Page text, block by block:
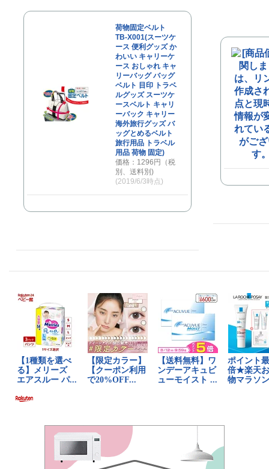
荷物固定ベルト
TB-X001(スーツケ
ース 便利グッズ か
わいい キャリーケ
ース おしゃれ キャ
リーバッグ バッグ
ベルト 目印 トラベ
ルグッズ スーツケ
ースベルト キャリ
ーバック キャリー
海外旅行グッズ バ
ッグとめるベルト
旅行用品 トラベル
用品 荷物 固定)
価格：1296円（税
別、送料別)
(2019/6/3時点)